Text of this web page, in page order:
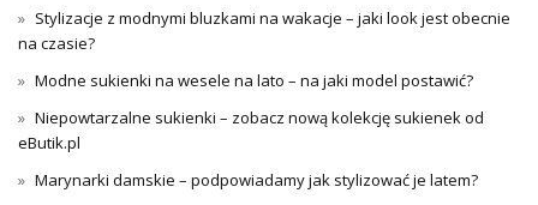
Stylizacje z modnymi bluzkami na wakacje – jaki look jest obecnie
na czasie?
Modne sukienki na wesele na lato – na jaki model postawić?
Niepowtarzalne sukienki – zobacz nową kolekcję sukienek od
eButik.pl
Marynarki damskie – podpowiadamy jak stylizować je latem?